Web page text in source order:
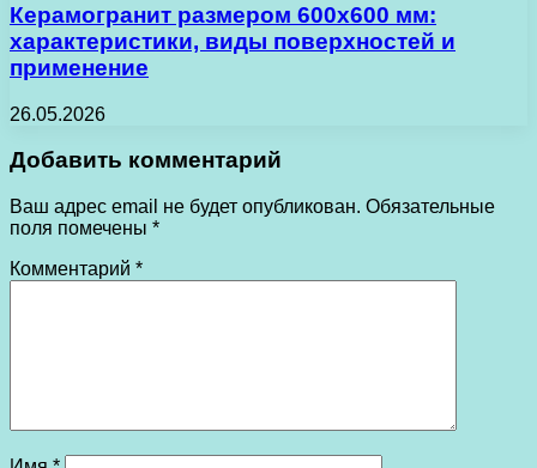
Керамогранит размером 600х600 мм:
характеристики, виды поверхностей и
применение
26.05.2026
Добавить комментарий
Ваш адрес email не будет опубликован. Обязательные
поля помечены *
Комментарий *